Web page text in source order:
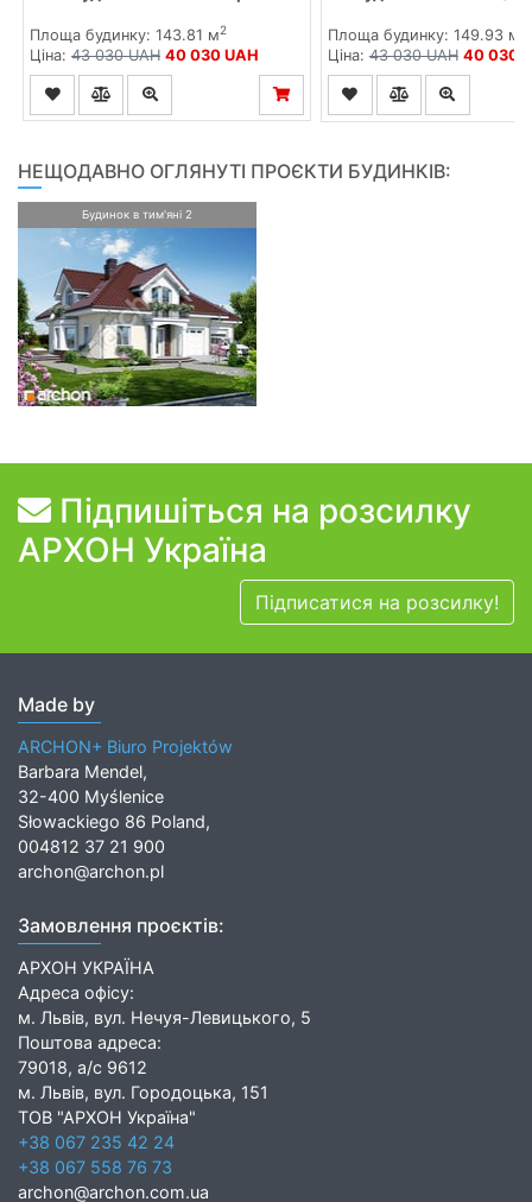
Ціна:43 030 UAH 40 030 UAH Ціна:43 030 UAH 40 030
Підпишіться на розсилку
АРХОН Україна
Підписатися на розсилку!
ARCHON+ Biuro Projektów
Barbara Mendel,
32-400 Myślenice
Słowackiego 86 Poland,
004812 37 21 900
archon@archon.pl
АРХОН УКРАЇНА
Адреса офісу:
м. Львів, вул. Нечуя-Левицького, 5
Поштова адреса:
79018, а/с 9612
м. Львів, вул. Городоцька, 151
ТОВ "АРХОН Україна"
+38 067 235 42 24
+38 067 558 76 73
archon@archon.com.ua